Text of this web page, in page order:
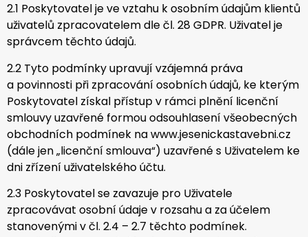
2.1 Poskytovatel je ve vztahu k osobním údajům klientů
uživatelů zpracovatelem dle čl. 28 GDPR. Uživatel je
správcem těchto údajů.
2.2 Tyto podmínky upravují vzájemná práva
a povinnosti při zpracování osobních údajů, ke kterým
Poskytovatel získal přístup v rámci plnění licenční
smlouvy uzavřené formou odsouhlasení všeobecných
obchodních podmínek na www.jesenickastavebni.cz
(dále jen „licenční smlouva“) uzavřené s Uživatelem ke
dni zřízení uživatelského účtu.
2.3 Poskytovatel se zavazuje pro Uživatele
zpracovávat osobní údaje v rozsahu a za účelem
stanovenými v čl. 2.4 – 2.7 těchto podmínek.